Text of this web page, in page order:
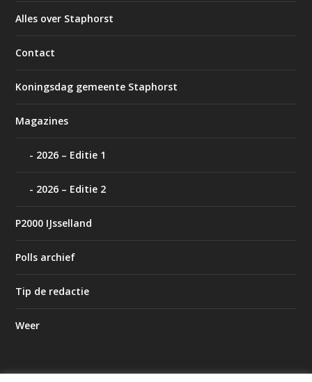
Alles over Staphorst
Contact
Koningsdag gemeente Staphorst
Magazines
2026 – Editie 1
2026 – Editie 2
P2000 IJsselland
Polls archief
Tip de redactie
Weer